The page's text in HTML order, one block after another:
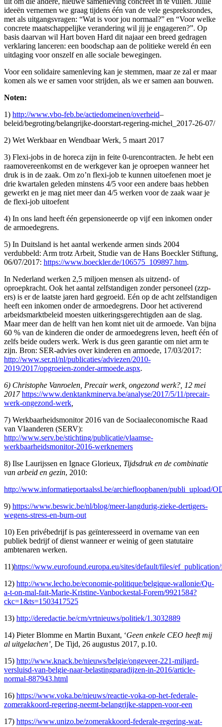
ideeën vernemen we graag tijdens één van de vele gespreksrondes,
met als uitgangsvragen: “Wat is voor jou normaal?” en “Voor welke
concrete maatschappelijke verandering wil jij je engageren?”. Op
basis daarvan wil Hart boven Hard dit najaar een breed gedragen
verklaring lanceren: een boodschap aan de politieke wereld én een
uitdaging voor onszelf en alle sociale bewegingen.
Voor een solidaire samenleving kan je stemmen, maar ze zal er maar
komen als we er samen voor strijden, als we er samen aan bouwen.
Noten:
1) http://www.vbo-feb.be/actiedomeinen/overheid–
beleid/begroting/belangrijke-doorstart-regering-michel_2017-26-07/
2) Wet Werkbaar en Wendbaar Werk, 5 maart 2017
3) Flexi-jobs in de horeca zijn in feite 0-urencontracten. Je hebt een
raamovereenkomst en de werkgever kan je oproepen wanneer het
druk is in de zaak. Om zo’n flexi-job te kunnen uitoefenen moet je
drie kwartalen geleden minstens 4/5 voor een andere baas hebben
gewerkt en je mag niet meer dan 4/5 werken voor de zaak waar je
de flexi-job uitoefent
4) In ons land heeft één gepensioneerde op vijf een inkomen onder
de armoedegrens.
5) In Duitsland is het aantal werkende armen sinds 2004
verdubbeld: Arm trotz Arbeit, Studie van de Hans Boeckler Stiftung,
06/07/2017: https://www.boeckler.de/106575_109897.htm.
In Nederland werken 2,5 miljoen mensen als uitzend- of
oproepkracht. Ook het aantal zelfstandigen zonder personeel (zzp-
ers) is er de laatste jaren hard gegroeid. Eén op de acht zelfstandigen
heeft een inkomen onder de armoedegrens. Door het activerend
arbeidsmarktbeleid moesten uitkeringsgerechtigden aan de slag.
Maar meer dan de helft van hen komt niet uit de armoede. Van bijna
60 % van de kinderen die onder de armoedegrens leven, heeft één of
zelfs beide ouders werk. Werk is dus geen garantie om niet arm te
zijn. Bron: SER-advies over kinderen en armoede, 17/03/2017:
http://www.ser.nl/nl/publicaties/adviezen/2010-
2019/2017/opgroeien-zonder-armoede.aspx.
6) Christophe Vanroelen, Precair werk, ongezond werk?, 12 mei
2017https://www.denktankminerva.be/analyse/2017/5/11/precair-
werk-ongezond-werk
7) Werkbaarheidsmonitor 2016 van de Sociaaleconomische Raad
van Vlaanderen (SERV):
http://www.serv.be/stichting/publicatie/vlaamse-
werkbaarheidsmonitor-2016-werknemers
8) Ilse Laurijssen en Ignace Glorieux, Tijdsdruk en de combinatie
van arbeid en gezin, 2010:
http://www.informatieportaalssl.be/archiefloopbanen/publi_upload/
9) https://www.beswic.be/nl/blog/meer-langdurig-zieke-dertigers-
wegens-stress-en-burn-out
10) Een privébedrijf is pas geïnteresseerd in overname van een
publiek bedrijf of dienst wanneer er weinig of geen statutaire
ambtenaren werken.
11)https://www.eurofound.europa.eu/sites/default/files/
12) http://www.lecho.be/economie-politique/belgique-wallonie/Qu-
a-t-on-mal-fait-Marie-Kristine-Vanbockestal-Forem/9921584?
ckc=1&ts=1503417525
13) http://deredactie.be/cm/vrtnieuws/politiek/1.3032889
14) Pieter Blomme en Martin Buxant, ‘Geen enkele CEO heeft mij
al uitgelachen’, De Tijd, 26 augustus 2017, p.10.
15) http://www.knack.be/nieuws/belgie/ongeveer-221-miljard-
versluisd-van-belgie-naar-belastingparadijzen-in-2016/article-
normal-887943.html
16) https://www.voka.be/nieuws/reactie-voka-op-het-federale-
zomerakkoord-regering-neemt-belangrijke-stappen-voor-een
17) https://www.unizo.be/zomerakkoord-federale-regering-wat-